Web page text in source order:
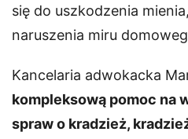
się do uszkodzenia
naruszenia miru
Kancelaria adwokacka
kompleksową pomoc na
spraw o kradzież,